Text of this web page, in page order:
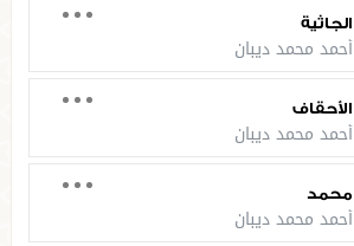
الجاثية
أحمد محمد ديبان
الأحقاف
أحمد محمد ديبان
محمد
أحمد محمد ديبان